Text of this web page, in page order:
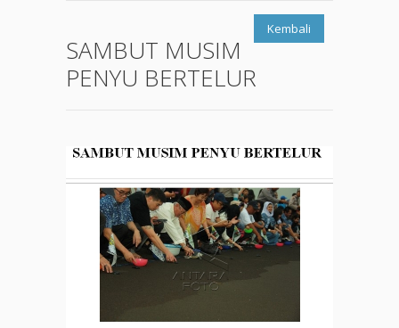
Kembali
SAMBUT MUSIM
PENYU BERTELUR